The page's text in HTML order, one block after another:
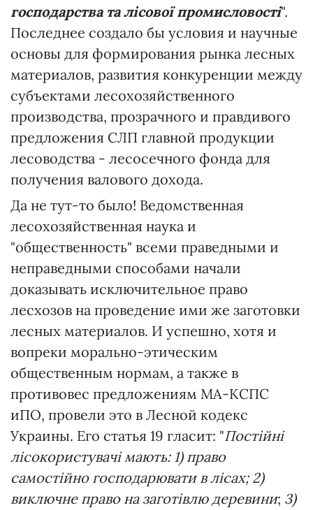
господарства та лісової промисловості".
Последнее создало бы условия и научные
основы для формирования рынка лесных
материалов, развития конкуренции между
субъектами лесохозяйственного
производства, прозрачного и правдивого
предложения СЛП главной продукции
лесоводства - лесосечного фонда для
получения валового дохода.
Да не тут-то было! Ведомственная
лесохозяйственная наука и
"общественность" всеми праведными и
неправедными способами начали
доказывать исключительное право
лесхозов на проведение ими же заготовки
лесных материалов. И успешно, хотя и
вопреки морально-этическим
общественным нормам, а также в
противовес предложениям МА-КСПС
иПО, провели это в Лесной кодекс
Украины. Его статья 19 гласит: "Постійні
лісокористувачі мають: 1) право
самостійно господарювати в лісах; 2)
виключне право на заготівлю деревини; 3)